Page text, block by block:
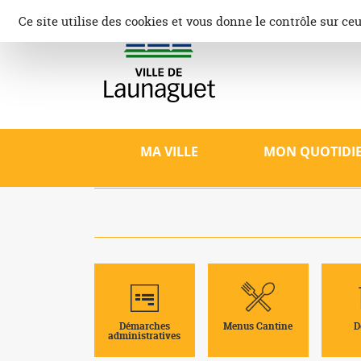
contenu
Site
MA VILLE MON
Démarches
administratives
Menus Cantine
Ce site utilise des cookies et vous donne le contrôle sur